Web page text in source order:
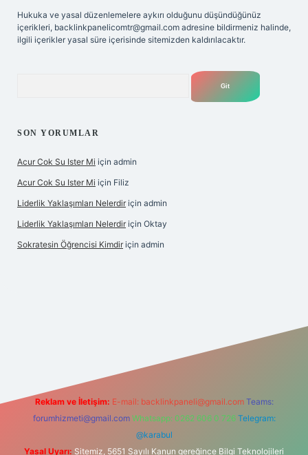
Hukuka ve yasal düzenlemelere aykırı olduğunu düşündüğünüz
içerikleri, backlinkpanelicomtr@gmail.com adresine bildirmeniz halinde,
ilgili içerikler yasal süre içerisinde sitemizden kaldırılacaktır.
SON YORUMLAR
Acur Cok Su Ister Mi için admin
Acur Cok Su Ister Mi için Filiz
Liderlik Yaklaşımları Nelerdir için admin
Liderlik Yaklaşımları Nelerdir için Oktay
Sokratesin Öğrencisi Kimdir için admin
Reklam ve İletişim: E-mail: backlinkpaneli@gmail.com Teams:
forumhizmeti@gmail.com Whatsapp: 0262 606 0 726 Telegram:
@karabul
Yasal Uyarı: Sitemiz, 5651 Sayılı Kanun gereğince Bilgi Teknolojileri